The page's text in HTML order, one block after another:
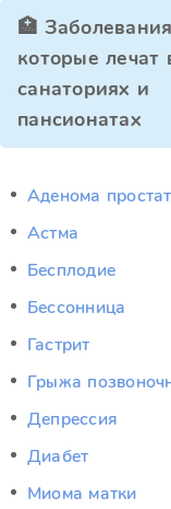
🏥
которые лечат
санаториях и
пансионатах
Аденома
Астма
Бесплодие
Бессонница
Гастрит
Грыжа
Депрессия
Диабет
Миома матки